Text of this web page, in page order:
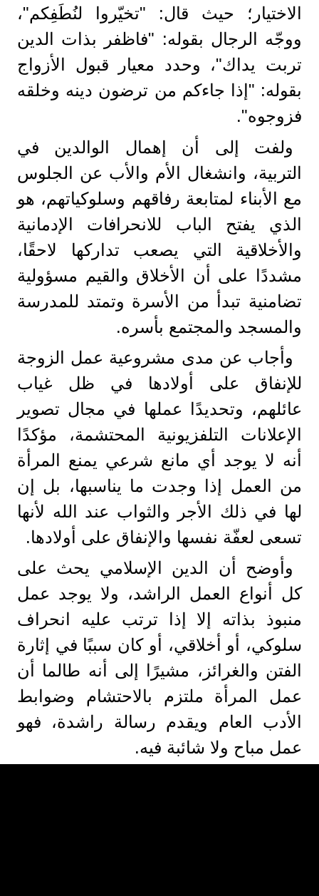
الاختيار؛ حيث قال: "تخيّروا لنُطَفِكم"،
ووجّه الرجال بقوله: "فاظفر بذات الدين
تربت يداك"، وحدد معيار قبول الأزواج
بقوله: "إذا جاءكم من ترضون دينه وخلقه
فزوجوه".
ولفت إلى أن إهمال الوالدين في
التربية، وانشغال الأم والأب عن الجلوس
مع الأبناء لمتابعة رفاقهم وسلوكياتهم، هو
الذي يفتح الباب للانحرافات الإدمانية
والأخلاقية التي يصعب تداركها لاحقًا،
مشددًا على أن الأخلاق والقيم مسؤولية
تضامنية تبدأ من الأسرة وتمتد للمدرسة
والمسجد والمجتمع بأسره.
وأجاب عن مدى مشروعية عمل الزوجة
للإنفاق على أولادها في ظل غياب
عائلهم، وتحديدًا عملها في مجال تصوير
الإعلانات التلفزيونية المحتشمة، مؤكدًا
أنه لا يوجد أي مانع شرعي يمنع المرأة
من العمل إذا وجدت ما يناسبها، بل إن
لها في ذلك الأجر والثواب عند الله لأنها
تسعى لعفّة نفسها والإنفاق على أولادها.
وأوضح أن الدين الإسلامي يحث على
كل أنواع العمل الراشد، ولا يوجد عمل
منبوذ بذاته إلا إذا ترتب عليه انحراف
سلوكي، أو أخلاقي، أو كان سببًا في إثارة
الفتن والغرائز، مشيرًا إلى أنه طالما أن
عمل المرأة ملتزم بالاحتشام وضوابط
الأدب العام ويقدم رسالة راشدة، فهو
عمل مباح ولا شائبة فيه.